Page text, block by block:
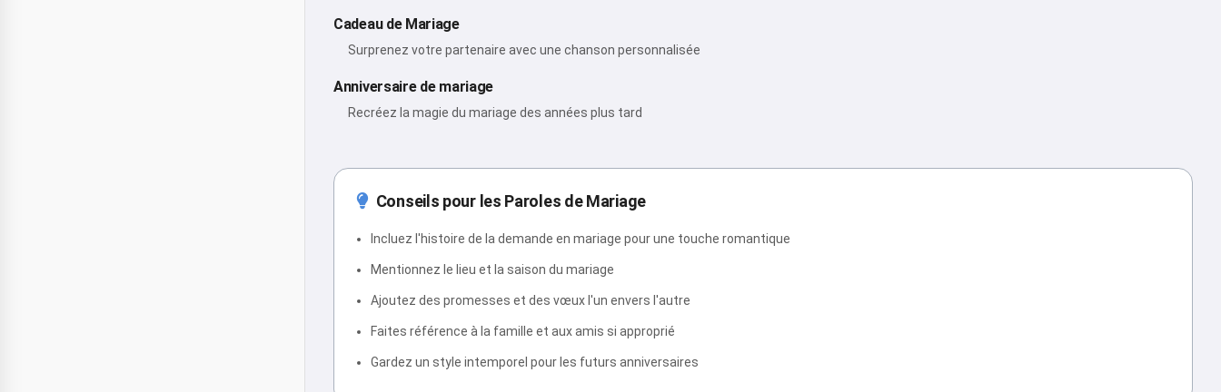
Cadeau de Mariage
Surprenez votre partenaire avec une chanson personnalisée
Anniversaire de mariage
Recréez la magie du mariage des années plus tard
Conseils pour les Paroles de Mariage
Incluez l'histoire de la demande en mariage pour une touche romantique
Mentionnez le lieu et la saison du mariage
Ajoutez des promesses et des vœux l'un envers l'autre
Faites référence à la famille et aux amis si approprié
Gardez un style intemporel pour les futurs anniversaires